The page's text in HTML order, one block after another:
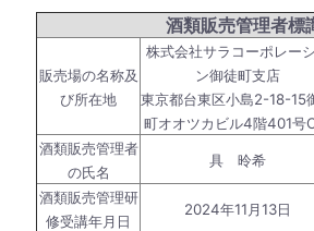
酒類販売管理者標
販売場の名称及
び所在地
株式会社サラコーポレー
ン御徒町支店
東京都台東区小島2-18-15
町オオツカビル4階401号
酒類販売管理者
の氏名
具 昤希
酒類販売管理研
修受講年月日
2024年11月13日